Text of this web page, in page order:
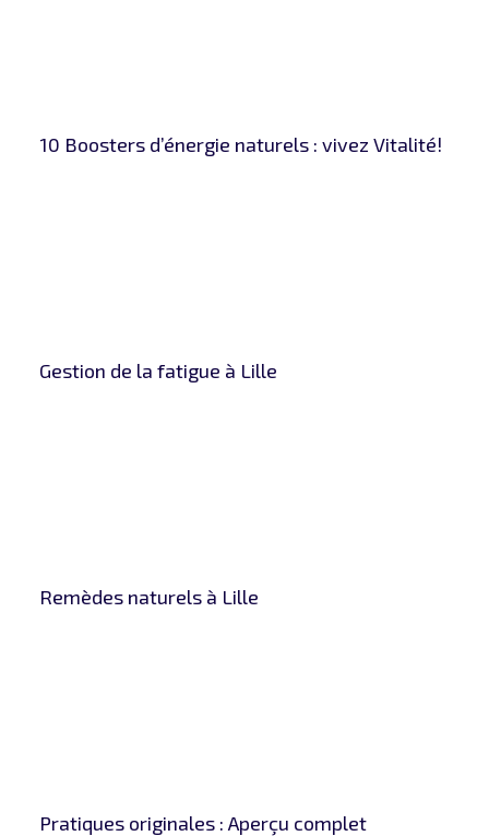
10 Boosters d’énergie naturels : vivez Vitalité!
Gestion de la fatigue à Lille
Remèdes naturels à Lille
Pratiques originales : Aperçu complet